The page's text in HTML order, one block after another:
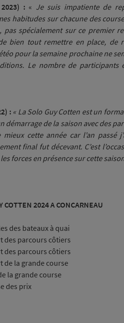
:« Je suis impatiente de
habitudes sur chacune des
spécialement sur ce premier
bien tout remettre en place, de
pour la semaine prochaine ne
Le nombre de participants
:« La Solo Guy Cotten est un
démarrage de la saison avec des
mieux cette année car l’an passé
final fut décevant. C’est
forces en présence sur cette
COTTEN 2024 A CONCARNEAU
des bateaux à quai
parcours côtiers
parcours côtiers
la grande course
grande course
des prix